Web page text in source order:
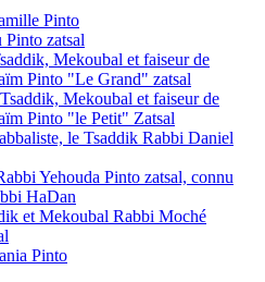
Pinto
zatsal
Mekoubal et faiseur de
Pinto "Le Grand" zatsal
Mekoubal et faiseur de
Pinto "le Petit" Zatsal
le Tsaddik Rabbi Daniel
Yehouda Pinto zatsal, connu
HaDan
et Mekoubal Rabbi Moché
Pinto